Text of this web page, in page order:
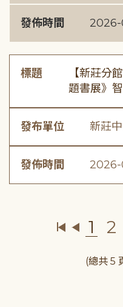
發佈時間
標題
【新莊分
題書展》
發布單位 新莊
發佈時間
1 2
(總共 5